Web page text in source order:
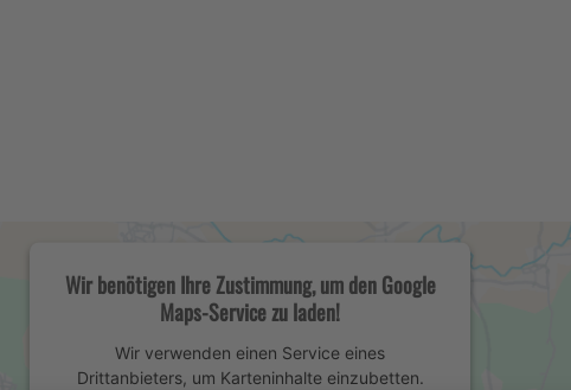
Wir benötigen Ihre Zustimmung, um den Google
Maps-Service zu laden!
Wir verwenden einen Service eines
Drittanbieters, um Karteninhalte einzubetten.